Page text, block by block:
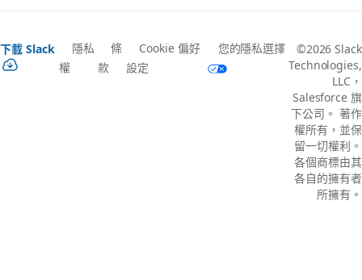
下載 Slack
隱私
權
條
款
Cookie 偏好
設定
您的隱私選擇
©2026 Slack
Technologies,
LLC，
Salesforce 旗
下公司。 著作
權所有，並保
留一切權利。
各個商標由其
各自的擁有者
所擁有。